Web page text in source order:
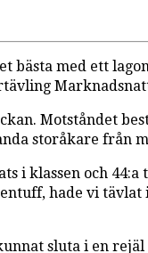
med ett
Motståndet
storåkare från
i klassen och
hade vi
sluta i en